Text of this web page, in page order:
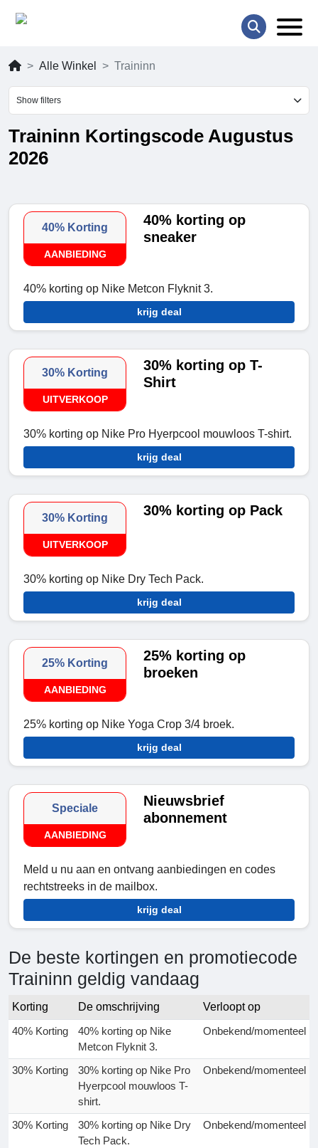
Alle Winkel Traininn
Show filters
Traininn Kortingscode Augustus
2026
40% Korting
AANBIEDING
40% korting op
sneaker
40% korting op Nike Metcon Flyknit 3.
krijg deal
30% Korting
UITVERKOOP
30% korting op T-
Shirt
30% korting op Nike Pro Hyerpcool mouwloos T-shirt.
krijg deal
30% Korting
UITVERKOOP
30% korting op Pack
30% korting op Nike Dry Tech Pack.
krijg deal
25% Korting
AANBIEDING
25% korting op
broeken
25% korting op Nike Yoga Crop 3/4 broek.
krijg deal
Speciale
AANBIEDING
Nieuwsbrief
abonnement
Meld u nu aan en ontvang aanbiedingen en codes
rechtstreeks in de mailbox.
krijg deal
De beste kortingen en promotiecode
Traininn geldig vandaag
Korting De omschrijving
Verloopt op
40% Korting
40% korting op Nike
Metcon Flyknit 3.
Onbekend/momenteel
30% Korting
30% korting op Nike Pro
Hyerpcool mouwloos T-
shirt.
Onbekend/momenteel
30% Korting
30% korting op Nike Dry
Tech Pack.
Onbekend/momenteel